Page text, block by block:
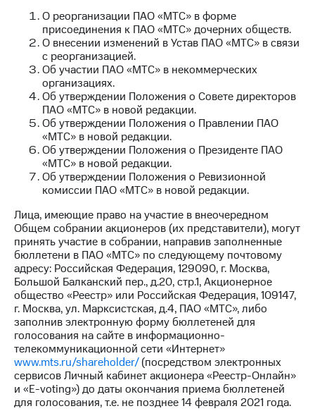
Новости
в
регионе
и акционерам
Корпоративное
управление
Корпоративный
секретарь
Раскрытие
информации
Информация
акционерам
ПАО
"МТС"
Собрания
акционеров
Личный
кабинет
акционера
Акционерный
капитал
Контроль
и
аудит
Рынок
акций
О реорганизации ПАО «МТС» в форме
присоединения к ПАО «МТС» дочерних обществ.
О внесении изменений в Устав ПАО «МТС» в связи
с реорганизацией.
Об участии ПАО «МТС» в некоммерческих
организациях.
Об утверждении Положения о Совете директоров
ПАО «МТС» в новой редакции.
Об утверждении Положения о Правлении ПАО
«МТС» в новой редакции.
Об утверждении Положения о Президенте ПАО
«МТС» в новой редакции.
Об утверждении Положения о Ревизионной
комиссии ПАО «МТС» в новой редакции.
Лица, имеющие право на участие в внеочередном
Общем собрании акционеров (их представители), могут
принять участие в собрании, направив заполненные
бюллетени в ПАО «МТС» по следующему почтовому
адресу: Российская Федерация, 129090, г. Москва,
Большой Балканский пер., д.20, стр.1, Акционерное
общество «Реестр» или Российская Федерация, 109147,
г. Москва, ул. Марксистская, д.4, ПАО «МТС», либо
заполнив электронную форму бюллетеней для
голосования на сайте в информационно-
телекоммуникационной сети «Интернет»
www.mts.ru/shareholder/(посредством электронных
сервисов Личный кабинет акционера «Реестр-Онлайн»
и «E-voting») до даты окончания приема бюллетеней
для голосования, т.е. не позднее 14 февраля 2021 года.